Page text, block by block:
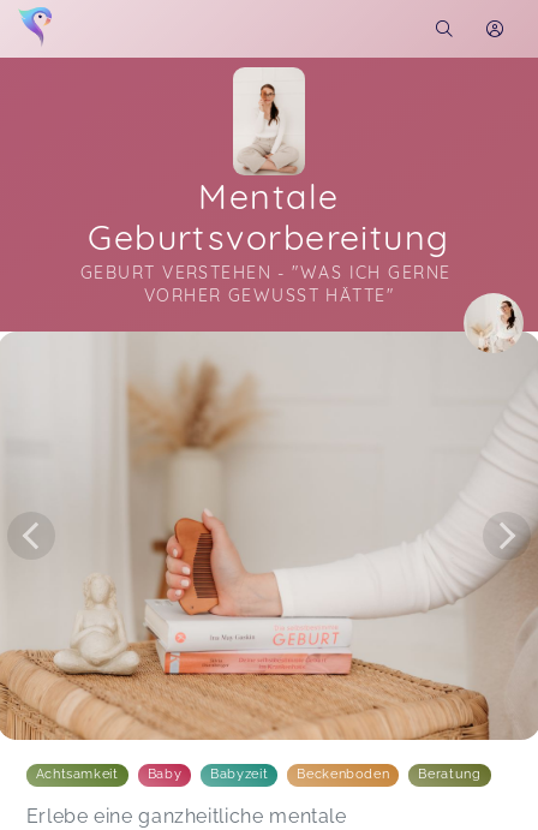
Mentale
Geburtsvorbereitung
GEBURT VERSTEHEN - "WAS ICH GERNE
VORHER GEWUSST HÄTTE"
Achtsamkeit Baby Babyzeit Beckenboden Beratung
Erlebe eine ganzheitliche mentale